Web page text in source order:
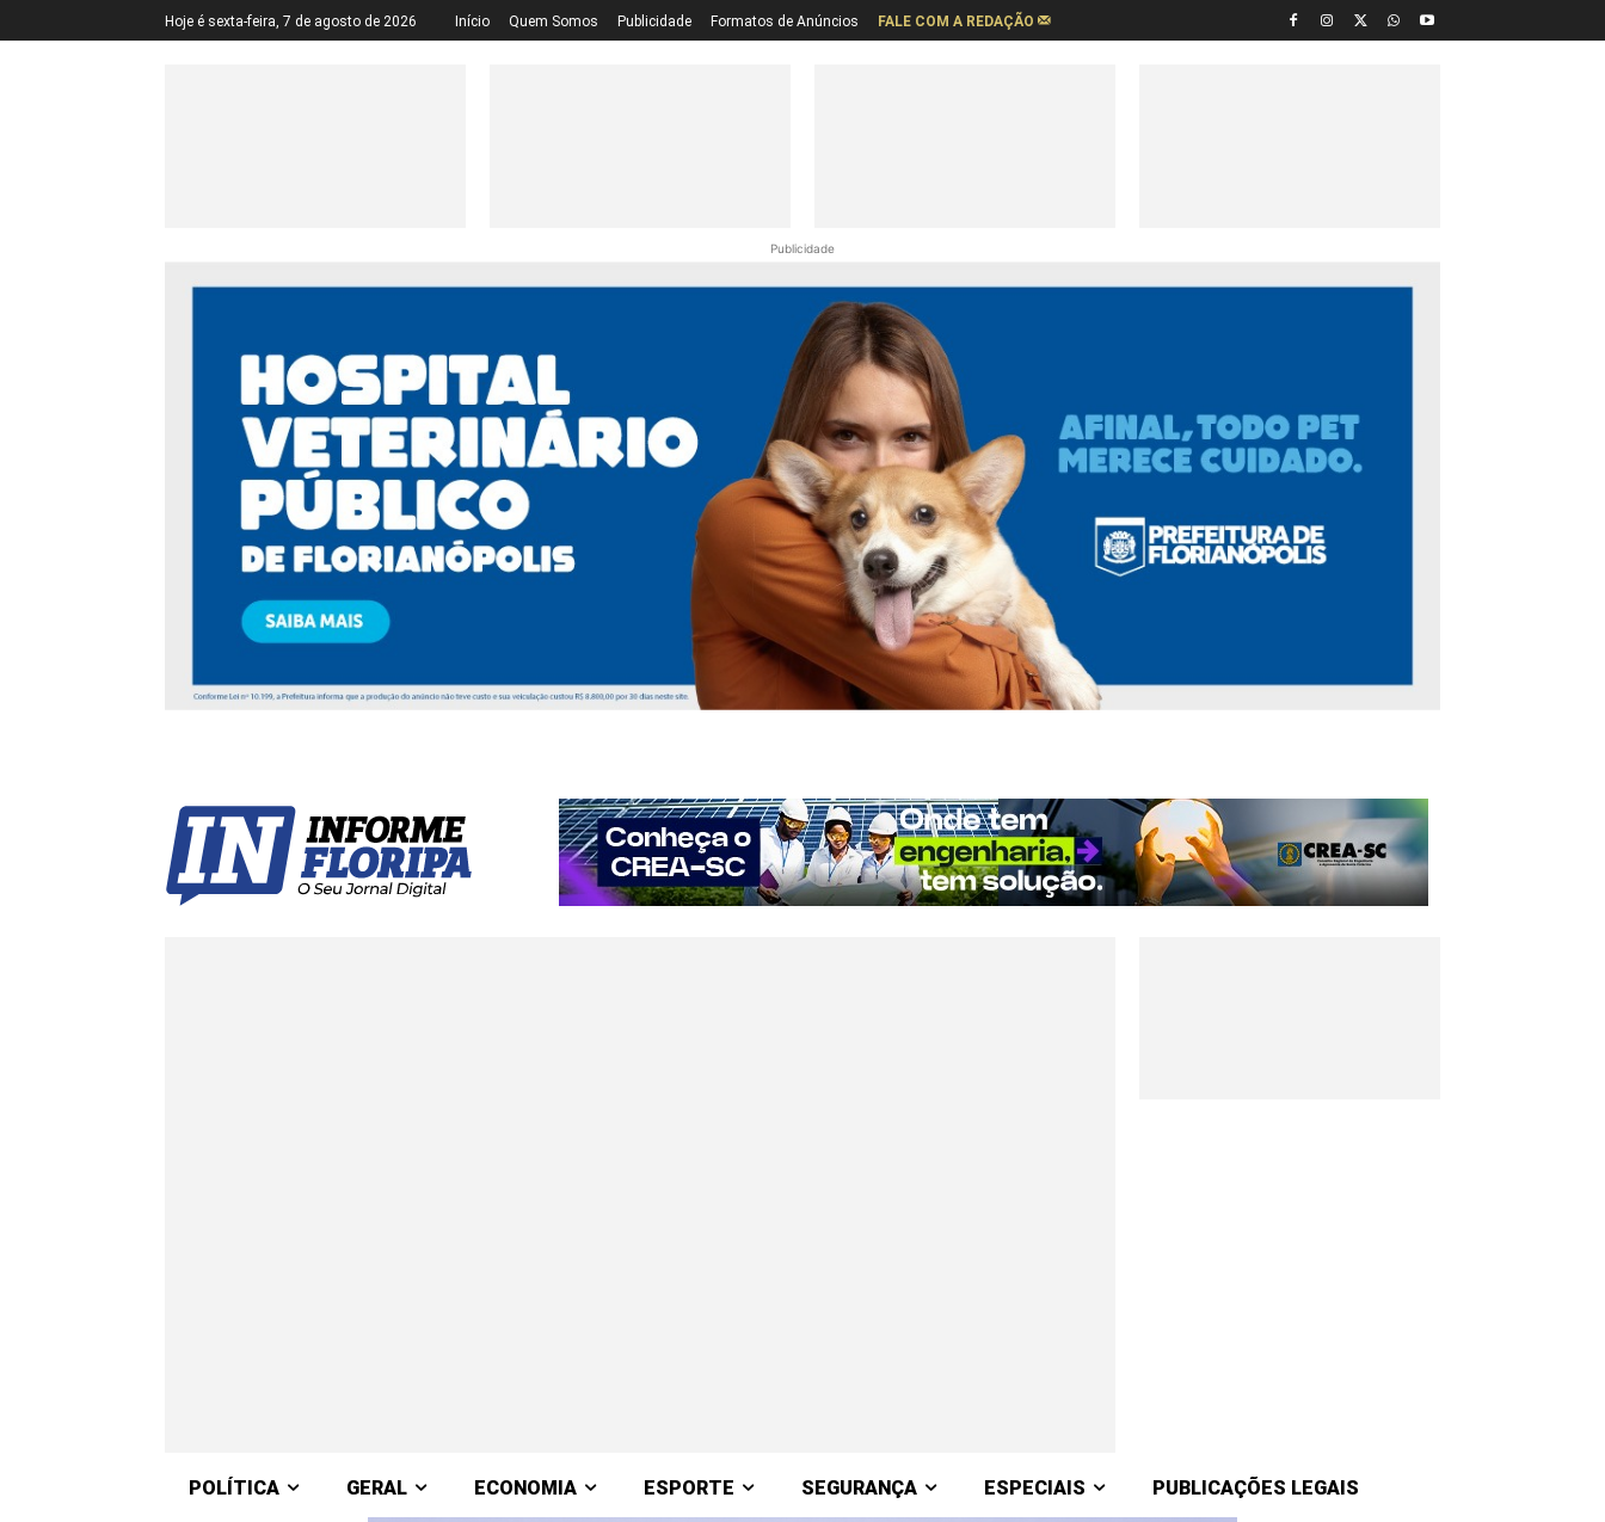
Hoje é sexta-feira, 7 de agosto de 2026 Início Quem Somos Publicidade Formatos de Anúncios FALE COM A REDAÇÃO
Publicidade
POLÍTICA GERAL ECONOMIA ESPORTE SEGURANÇA ESPECIAIS PUBLICAÇÕES LEGAIS